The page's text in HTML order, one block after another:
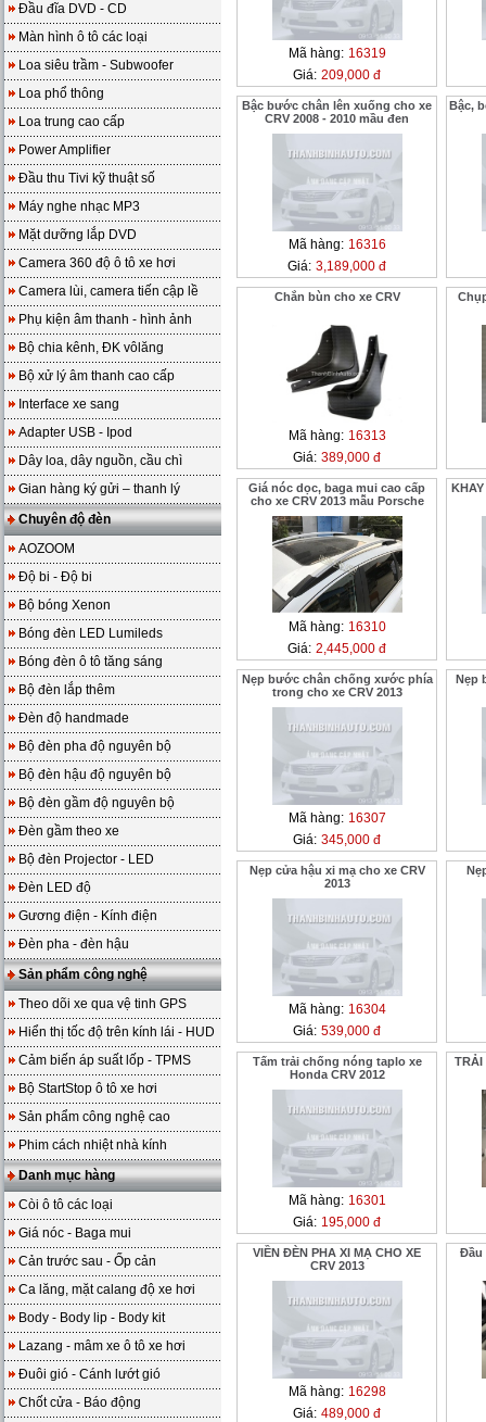
Đầu đĩa DVD - CD
Màn hình ô tô các loại
Loa siêu trầm - Subwoofer
Loa phổ thông
Loa trung cao cấp
Power Amplifier
Đầu thu Tivi kỹ thuật số
Máy nghe nhạc MP3
Mặt dưỡng lắp DVD
Camera 360 độ ô tô xe hơi
Camera lùi, camera tiến cập lề
Phụ kiện âm thanh - hình ảnh
Bộ chia kênh, ĐK vôlăng
Bộ xử lý âm thanh cao cấp
Interface xe sang
Adapter USB - Ipod
Dây loa, dây nguồn, cầu chì
Gian hàng ký gửi – thanh lý
Chuyên độ đèn
AOZOOM
Độ bi - Độ bi
Bộ bóng Xenon
Bóng đèn LED Lumileds
Bóng đèn ô tô tăng sáng
Bộ đèn lắp thêm
Đèn độ handmade
Bộ đèn pha độ nguyên bộ
Bộ đèn hậu độ nguyên bộ
Bộ đèn gầm độ nguyên bộ
Đèn gầm theo xe
Bộ đèn Projector - LED
Đèn LED độ
Gương điện - Kính điện
Đèn pha - đèn hậu
Sản phẩm công nghệ
Theo dõi xe qua vệ tinh GPS
Hiển thị tốc độ trên kính lái - HUD
Cảm biến áp suất lốp - TPMS
Bộ StartStop ô tô xe hơi
Sản phẩm công nghệ cao
Phim cách nhiệt nhà kính
Danh mục hàng
Còi ô tô các loại
Giá nóc - Baga mui
Cản trước sau - Ốp cản
Ca lăng, mặt calang độ xe hơi
Body - Body lip - Body kit
Lazang - mâm xe ô tô xe hơi
Đuôi gió - Cánh lướt gió
Chốt cửa - Báo động
Mã hàng: 16319
Giá: 209,000 đ
Bậc bước chân lên xuống cho xe
CRV 2008 - 2010 mầu đen
Mã hàng: 16316
Giá: 3,189,000 đ
Bậc,
Chắn bùn cho xe CRV
Mã hàng: 16313
Giá: 389,000 đ
Giá nóc dọc, baga mui cao cấp
cho xe CRV 2013 mẫu Porsche
Mã hàng: 16310
Giá: 2,445,000 đ
Nẹp bước chân chống xước phía
trong cho xe CRV 2013
Mã hàng: 16307
Giá: 345,000 đ
Nẹp
Nẹp cửa hậu xi mạ cho xe CRV
2013
Mã hàng: 16304
Giá: 539,000 đ
Tấm trải chống nóng taplo xe
Honda CRV 2012
Mã hàng: 16301
Giá: 195,000 đ
TRẢI
VIỀN ĐÈN PHA XI MẠ CHO XE
CRV 2013
Mã hàng: 16298
Giá: 489,000 đ
Đầu